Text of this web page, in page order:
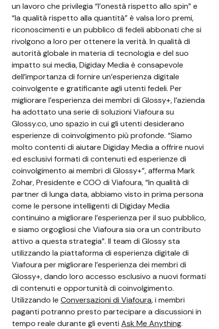
un lavoro che privilegia “l’onestà rispetto allo spin” e
“la qualità rispetto alla quantità” è valsa loro premi,
riconoscimenti e un pubblico di fedeli abbonati che si
rivolgono a loro per ottenere la verità. In qualità di
autorità globale in materia di tecnologia e del suo
impatto sui media, Digiday Media è consapevole
dell’importanza di fornire un’esperienza digitale
coinvolgente e gratificante agli utenti fedeli. Per
migliorare l’esperienza dei membri di Glossy+, l’azienda
ha adottato una serie di soluzioni Viafoura su
Glossy.co, uno spazio in cui gli utenti desiderano
esperienze di coinvolgimento più profonde. “Siamo
molto contenti di aiutare Digiday Media a offrire nuovi
ed esclusivi formati di contenuti ed esperienze di
coinvolgimento ai membri di Glossy+”, afferma Mark
Zohar, Presidente e COO di Viafoura, “In qualità di
partner di lunga data, abbiamo visto in prima persona
come le persone intelligenti di Digiday Media
continuino a migliorare l’esperienza per il suo pubblico,
e siamo orgogliosi che Viafoura sia ora un contributo
attivo a questa strategia”. Il team di Glossy sta
utilizzando la piattaforma di esperienza digitale di
Viafoura per migliorare l’esperienza dei membri di
Glossy+, dando loro accesso esclusivo a nuovi formati
di contenuti e opportunità di coinvolgimento.
Utilizzando le Conversazioni di Viafoura, i membri
paganti potranno presto partecipare a discussioni in
tempo reale durante gli eventi Ask Me Anything.